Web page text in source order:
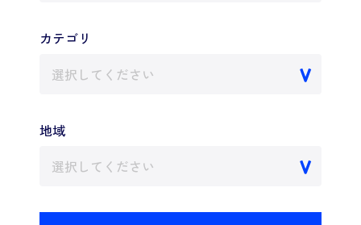
カテゴリ
選択してください
地域
選択してください